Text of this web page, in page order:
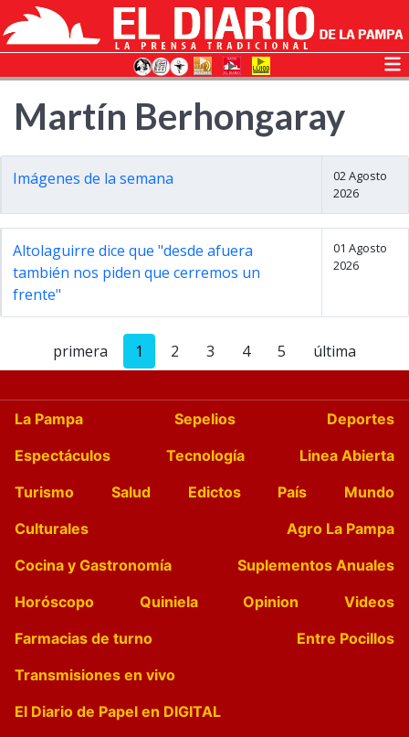
Martín Berhongaray
Imágenes de la semana
02 Agosto
2026
Altolaguirre dice que "desde afuera
también nos piden que cerremos un
frente"
01 Agosto
2026
primera 1 2 3 4 5 última
La Pampa Sepelios
Deportes
Espectáculos
Tecnología
Linea Abierta
Turismo
Salud Edictos País
Mundo
Culturales
Agro La Pampa
Cocina y Gastronomía
Suplementos Anuales
Horóscopo
Quiniela Opinion
Videos
Farmacias de turno
Entre Pocillos
Transmisiones en vivo
El Diario de Papel en DIGITAL